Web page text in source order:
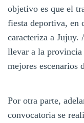
objetivo es que el
fiesta deportiva, en
caracteriza a Jujuy.
llevar a la
mejores escenarios
Por otra parte,
convocatoria se